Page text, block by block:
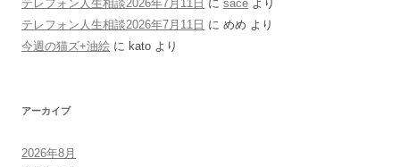
テレフォン人生相談2026年7月11日 に sace より
テレフォン人生相談2026年7月11日 に めめ より
今週の猫ズ+油絵 に kato より
アーカイブ
2026年8月